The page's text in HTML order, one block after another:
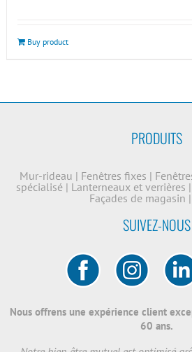
Buy product
PRODUITS
Mur-rideau | Fenêtres fixes |
spécialisé | Lanterneaux et verrières |
Façades de magasin |
SUIVEZ-NOUS
Nous offrens une expérience client
60 ans.